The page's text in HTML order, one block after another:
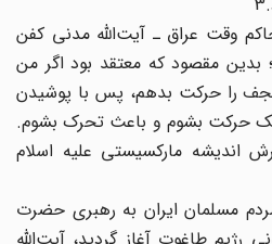
وقت عراق ـ آیت‌الله مدنی کفن
مقصود که معتقد بود اگر من
را حرکت بدهم، پس با پوشیدن
حرکت بشوم و باعث تحرک بشوم.
مارکسیستی علیه اسلام
مردم مسلمان ایران به رهبری حضرت